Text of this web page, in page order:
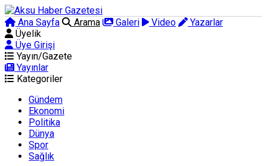
Ana Sayfa Arama Galeri Video
Yazarlar
Üyelik
Üye Girişi
Yayın/Gazete
Yayınlar
Kategoriler
Gündem
Ekonomi
Politika
Dünya
Spor
Sağlık